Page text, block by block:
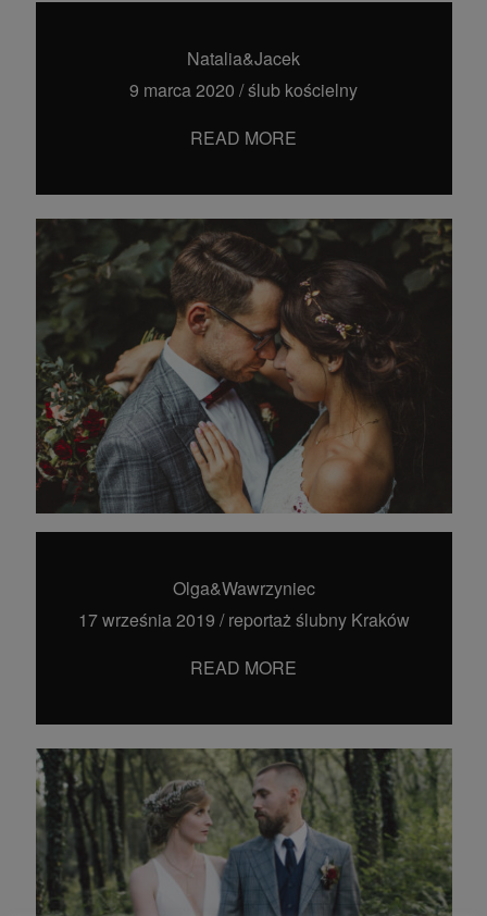
Natalia&Jacek
9 marca 2020 /ślub kościelny
READ MORE
Olga&Wawrzyniec
17 września 2019 /reportaż ślubny Kraków
READ MORE